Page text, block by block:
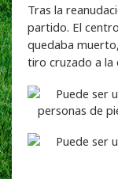
Tras la
partido. El
quedaba
tiro cruzado a la